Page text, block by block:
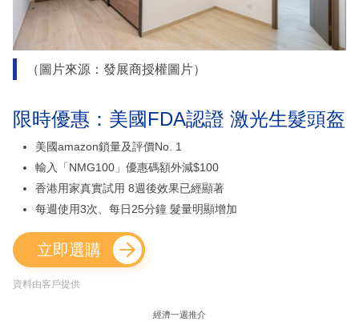
（圖片來源：發展商授權圖片）
限時優惠：美國FDA認證 激光生髮頭盔
美國amazon鎖量及評價No. 1
輸入「NMG100」優惠碼額外減$100
香港用家真實試用 8週後效果已經顯著
每週使用3次、每日25分鐘 髮量明顯增加
立即選購
資料由客戶提供
經濟一週推介